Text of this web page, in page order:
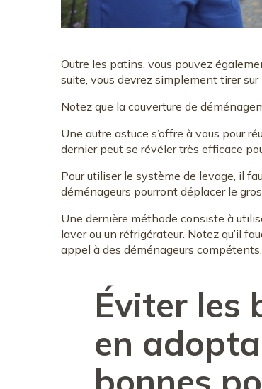
Outre les patins, vous pouvez
suite, vous devrez simplement tirer
Notez que la couverture de
Une autre astuce s’offre à vous pour
dernier peut se révéler très efficace
Pour utiliser le système de levage, il
déménageurs pourront déplacer le
Une dernière méthode consiste à
laver ou un réfrigérateur. Notez qu’il
appel à des déménageurs
Éviter les
en